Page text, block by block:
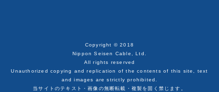
Copyright © 2018
Nippon Seisen Cable, Ltd.
All rights reserved
Unauthorized copying and replication of the contents of this site, text
and images are strictly prohibited.
当サイトのテキスト・画像の無断転載・複製を固く禁じます。